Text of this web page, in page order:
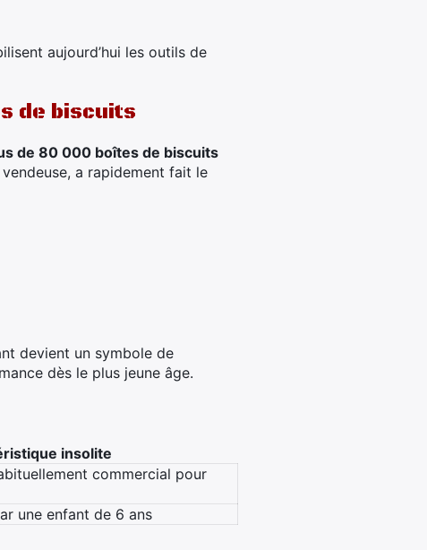
aujourd’hui les outils de
de biscuits
de 80 000 boîtes de biscuits
a rapidement fait le
devient un symbole de
dès le plus jeune âge.
insolite
commercial pour
une enfant de 6 ans